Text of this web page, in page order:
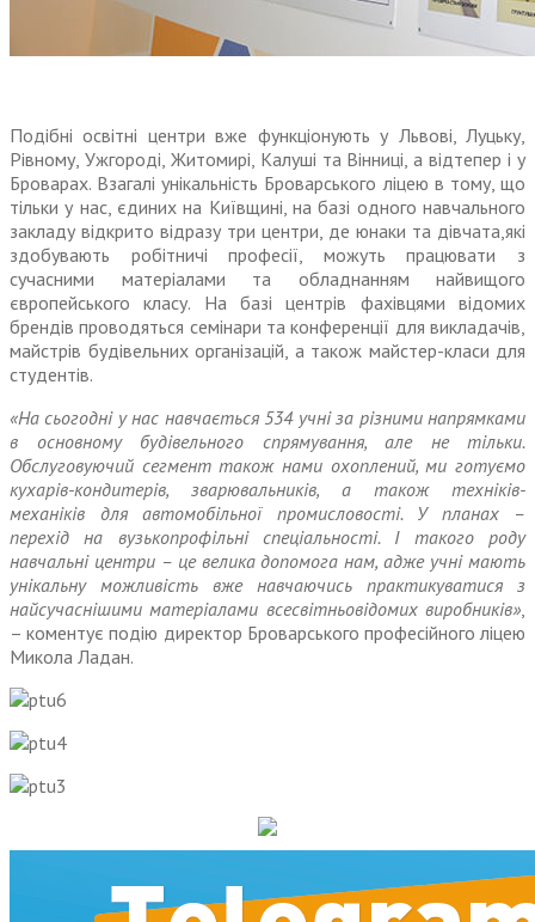
Подібні освітні центри вже функціонують у Львові, Луцьку,
Рівному, Ужгороді, Житомирі, Калуші та Вінниці, а відтепер і у
Броварах. Взагалі унікальність Броварського ліцею в тому, що
тільки у нас, єдиних на Київщині, на базі одного навчального
закладу відкрито відразу три центри, де юнаки та дівчата,які
здобувають робітничі професії, можуть працювати з
сучасними матеріалами та обладнанням найвищого
європейського класу. На базі центрів фахівцями відомих
брендів проводяться семінари та конференції для викладачів,
майстрів будівельних організацій, а також майстер-класи для
студентів.
«На сьогодні у нас навчається 534 учні за різними напрямками
в основному будівельного спрямування, але не тільки.
Обслуговуючий сегмент також нами охоплений, ми готуємо
кухарів-кондитерів, зварювальників, а також техніків-
механіків для автомобільної промисловості. У планах –
перехід на вузькопрофільні спеціальності. І такого роду
навчальні центри – це велика допомога нам, адже учні мають
унікальну можливість вже навчаючись практикуватися з
найсучаснішими матеріалами всесвітньовідомих виробників»,
– коментує подію директор Броварського професійного ліцею
Микола Ладан.